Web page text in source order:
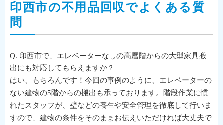
印西市の不用品回収でよくある質
問
Q. 印西市で、エレベーターなしの高層階からの大型家具搬
出にも対応してもらえますか？
はい、もちろんです！今回の事例のように、エレベーターの
ない建物の5階からの搬出も承っております。階段作業に慣
れたスタッフが、壁などの養生や安全管理を徹底して行いま
すので、建物の条件をそのままお伝えいただければ大丈夫で